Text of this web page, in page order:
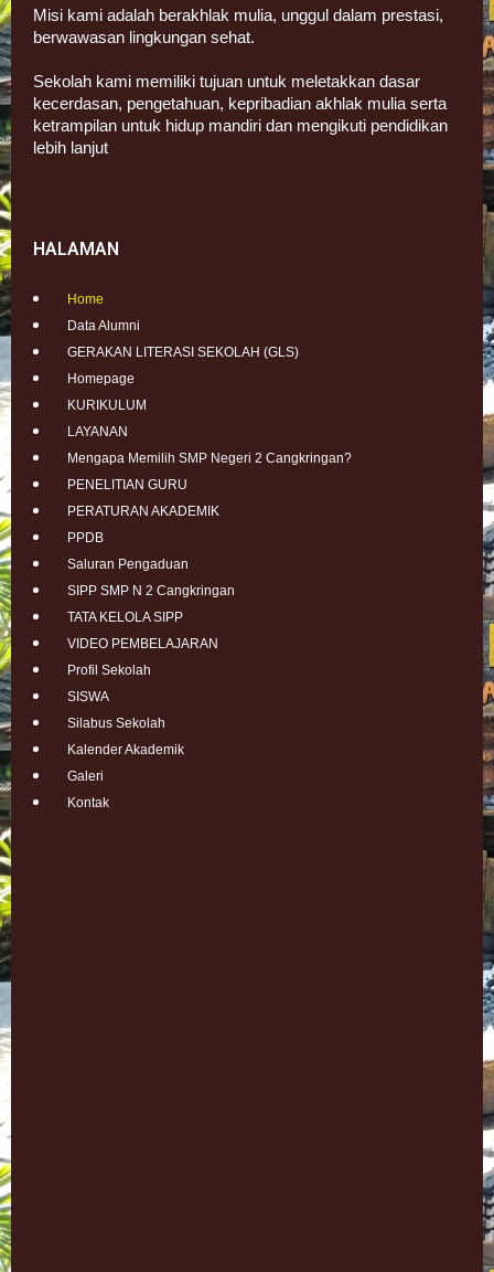
Misi kami adalah berakhlak mulia, unggul dalam prestasi,
berwawasan lingkungan sehat.
Sekolah kami memiliki tujuan untuk meletakkan dasar
kecerdasan, pengetahuan, kepribadian akhlak mulia serta
ketrampilan untuk hidup mandiri dan mengikuti pendidikan
lebih lanjut
HALAMAN
Home
Data Alumni
GERAKAN LITERASI SEKOLAH (GLS)
Homepage
KURIKULUM
LAYANAN
Mengapa Memilih SMP Negeri 2 Cangkringan?
PENELITIAN GURU
PERATURAN AKADEMIK
PPDB
Saluran Pengaduan
SIPP SMP N 2 Cangkringan
TATA KELOLA SIPP
VIDEO PEMBELAJARAN
Profil Sekolah
SISWA
Silabus Sekolah
Kalender Akademik
Galeri
Kontak